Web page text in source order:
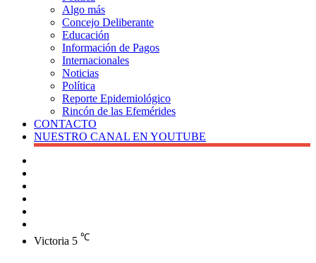
Algo más
Concejo Deliberante
Educación
Información de Pagos
Internacionales
Noticias
Política
Reporte Epidemiológico
Rincón de las Efemérides
CONTACTO
NUESTRO CANAL EN YOUTUBE
Victoria 5 ℃